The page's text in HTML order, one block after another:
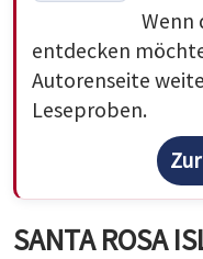
Wenn
entdecken
Autorenseite
Leseproben.
SANTA ROSA